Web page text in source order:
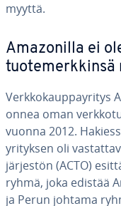
myyt­tä.
Amazo­nil­la ei
tuo­te­merk­kin­sä
Verk­ko­kaup­pay­ri­tys
onnea oman
vuonna 2012.
yrityksen oli
järjestön (ACTO)
ryhmä, joka edistää
ja Perun johtama